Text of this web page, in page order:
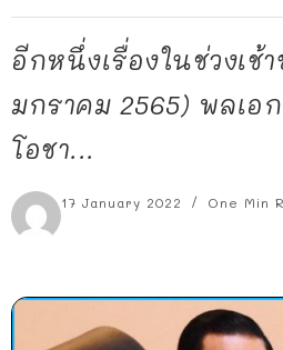
อีกหนึ่งเรื่องในช่วงเช้
มกราคม 2565) พลเอ
โอชา...
17 January 2022 One Min